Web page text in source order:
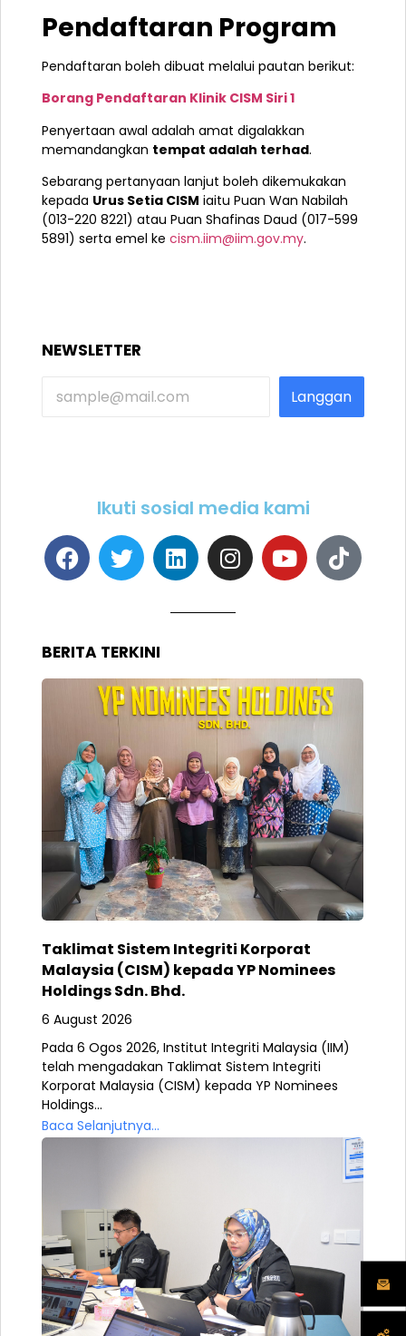
Pendaftaran Program
Pendaftaran boleh dibuat melalui pautan berikut:
Borang Pendaftaran Klinik CISM Siri 1
Penyertaan awal adalah amat digalakkan
memandangkan tempat adalah terhad.
Sebarang pertanyaan lanjut boleh dikemukakan
kepada Urus Setia CISM iaitu Puan Wan Nabilah
(013-220 8221) atau Puan Shafinas Daud (017-599
5891) serta emel ke cism.iim@iim.gov.my.
NEWSLETTER
Langgan
Ikuti sosial media kami
BERITA TERKINI
Taklimat Sistem Integriti Korporat
Malaysia (CISM) kepada YP Nominees
Holdings Sdn. Bhd.
6 August 2026
Pada 6 Ogos 2026, Institut Integriti Malaysia (IIM)
telah mengadakan Taklimat Sistem Integriti
Korporat Malaysia (CISM) kepada YP Nominees
Holdings...
Baca Selanjutnya...